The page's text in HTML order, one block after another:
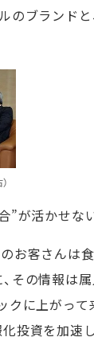
のブランド
が活かせな
お客さんは
その情報は
クに上がって
投資を加速